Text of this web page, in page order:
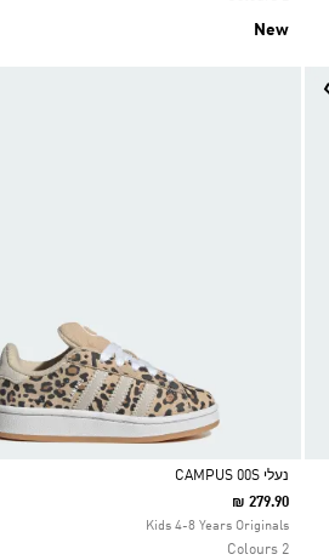
New
Selected
נעלי CAMPUS 00S
₪ 279.90
Kids 4-8 Years Originals
2 Colours